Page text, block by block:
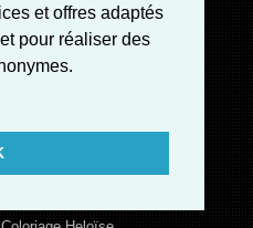
et offres adaptés
pour réaliser des
Coloriage Guillaume
Coloriage Benjamin
Coloriage Salome
Coloriage Ulysse